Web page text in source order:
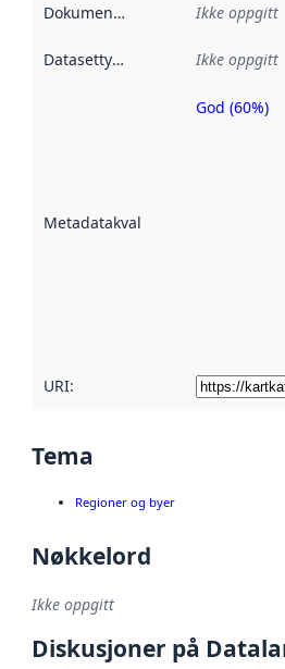
Dokumentasjon Ikke oppgitt
Datasettype Ikke oppgitt
Metadatakvalitet
Metadatakvalitet
God (60%)
URI:
Tema
Regioner og byer
Nøkkelord
Ikke oppgitt
Diskusjoner på